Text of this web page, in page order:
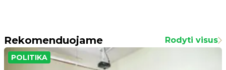
Rekomenduojame Rodyti visus
POLITIKA